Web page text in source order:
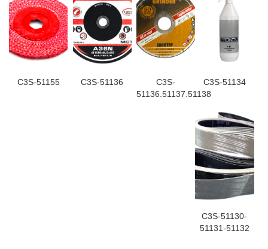
C3S-51155 C3S-51136
C3S-
51136.51137.51138
C3S-51134
C3S-51130-
51131-51132